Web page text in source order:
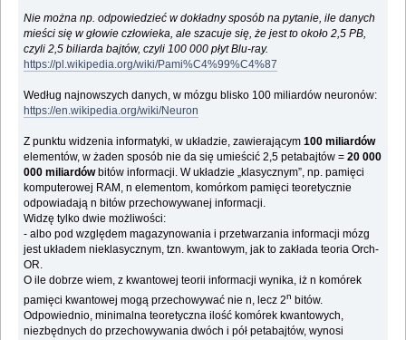
Nie można np. odpowiedzieć w dokładny sposób na pytanie, ile danych
mieści się w głowie człowieka, ale szacuje się, że jest to około 2,5 PB,
czyli 2,5 biliarda bajtów, czyli 100 000 płyt Blu-ray.
https://pl.wikipedia.org/wiki/Pami%C4%99%C4%87
Według najnowszych danych, w mózgu blisko 100 miliardów neuronów:
https://en.wikipedia.org/wiki/Neuron
Z punktu widzenia informatyki, w układzie, zawierającym100 miliardów
elementów, w żaden sposób nie da się umieścić 2,5 petabajtów =20 000
000 miliardówbitów informacji. W układzie „klasycznym”, np. pamięci
komputerowej RAM, n elementom, komórkom pamięci teoretycznie
odpowiadają n bitów przechowywanej informacji.
Widzę tylko dwie możliwości:
- albo pod względem magazynowania i przetwarzania informacji mózg
jest układem nieklasycznym, tzn. kwantowym, jak to zakłada teoria Orch-
OR.
O ile dobrze wiem, z kwantowej teorii informacji wynika, iż n komórek
pamięci kwantowej mogą przechowywać nie n, lecz 2n bitów.
Odpowiednio, minimalna teoretyczna ilość komórek kwantowych,
niezbędnych do przechowywania dwóch i pół petabajtów, wynosi